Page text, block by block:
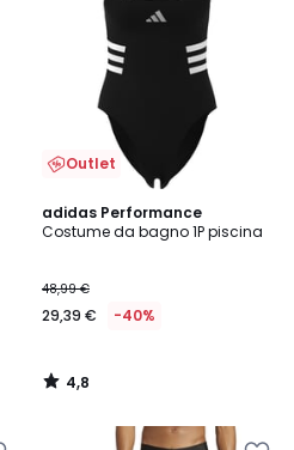
Outlet
adidas Performance
Costume da bagno 1P piscina
48,99 €
29,39 € -40%
4,8
/ 5
4,8
/